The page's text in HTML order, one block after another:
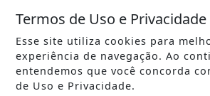
ESPORTES
CÂMARA DOS DEPUTADOS
AGÊNCIA DINO
Termos de Uso e Privacidade
Esse site utiliza cookies para
experiência de navegação. Ao
entendemos que você concorda
de Uso e Privacidade.